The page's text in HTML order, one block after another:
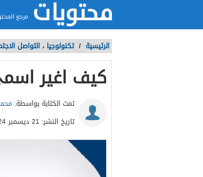
مرجع
الرئيسية / تكنولوجيا ، التواصل
كيف اغير
تمت الكتابة بواسطة:
تاريخ النشر: 21 ديسمبر 2024 - 1:55م